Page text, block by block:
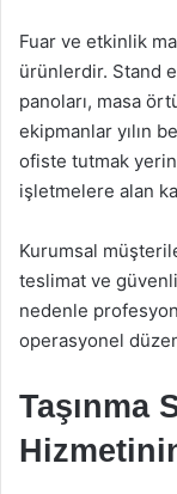
Fuar ve etkinlik
ürünlerdir. Stand
panoları, masa
ekipmanlar yılın
ofiste tutmak
işletmelere alan
Kurumsal
teslimat ve
nedenle
operasyonel
Taşınma